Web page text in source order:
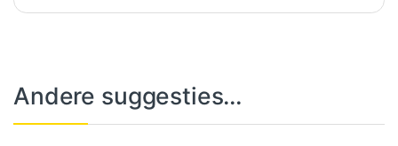
Andere suggesties…